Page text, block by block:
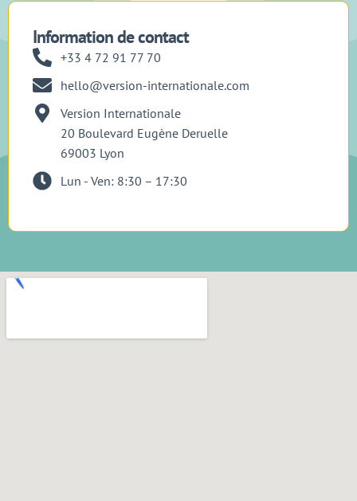
Information de contact
+33 4 72 91 77 70
hello@version-internationale.com
Version Internationale
20 Boulevard Eugène Deruelle
69003 Lyon
Lun - Ven: 8:30 – 17:30